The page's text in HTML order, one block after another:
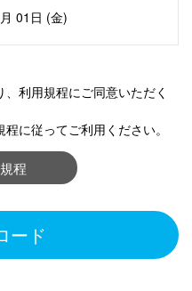
01日 (金)
利用規程にご同意いただく
に従ってご利用ください。
程
ード